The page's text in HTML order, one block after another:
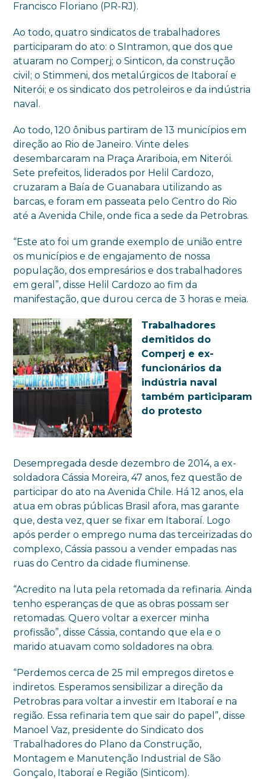
Francisco Floriano (PR-RJ).
Ao todo, quatro sindicatos de trabalhadores
participaram do ato: o SIntramon, que dos que
atuaram no Comperj; o Sinticon, da construção
civil; o Stimmeni, dos metalúrgicos de Itaboraí e
Niterói; e os sindicato dos petroleiros e da indústria
naval.
Ao todo, 120 ônibus partiram de 13 municípios em
direção ao Rio de Janeiro. Vinte deles
desembarcaram na Praça Arariboia, em Niterói.
Sete prefeitos, liderados por Helil Cardozo,
cruzaram a Baía de Guanabara utilizando as
barcas, e foram em passeata pelo Centro do Rio
até a Avenida Chile, onde fica a sede da Petrobras.
“Este ato foi um grande exemplo de união entre
os municípios e de engajamento de nossa
população, dos empresários e dos trabalhadores
em geral”, disse Helil Cardozo ao fim da
manifestação, que durou cerca de 3 horas e meia.
Trabalhadores
demitidos do
Comperj e ex-
funcionários da
indústria naval
também participaram
do protesto
Desempregada desde dezembro de 2014, a ex-
soldadora Cássia Moreira, 47 anos, fez questão de
participar do ato na Avenida Chile. Há 12 anos, ela
atua em obras públicas Brasil afora, mas garante
que, desta vez, quer se fixar em Itaboraí. Logo
após perder o emprego numa das terceirizadas do
complexo, Cássia passou a vender empadas nas
ruas do Centro da cidade fluminense.
“Acredito na luta pela retomada da refinaria. Ainda
tenho esperanças de que as obras possam ser
retomadas. Quero voltar a exercer minha
profissão”, disse Cássia, contando que ela e o
marido atuavam como soldadores na obra.
“Perdemos cerca de 25 mil empregos diretos e
indiretos. Esperamos sensibilizar a direção da
Petrobras para voltar a investir em Itaboraí e na
região. Essa refinaria tem que sair do papel”, disse
Manoel Vaz, presidente do Sindicato dos
Trabalhadores do Plano da Construção,
Montagem e Manutenção Industrial de São
Gonçalo, Itaboraí e Região (Sinticom).